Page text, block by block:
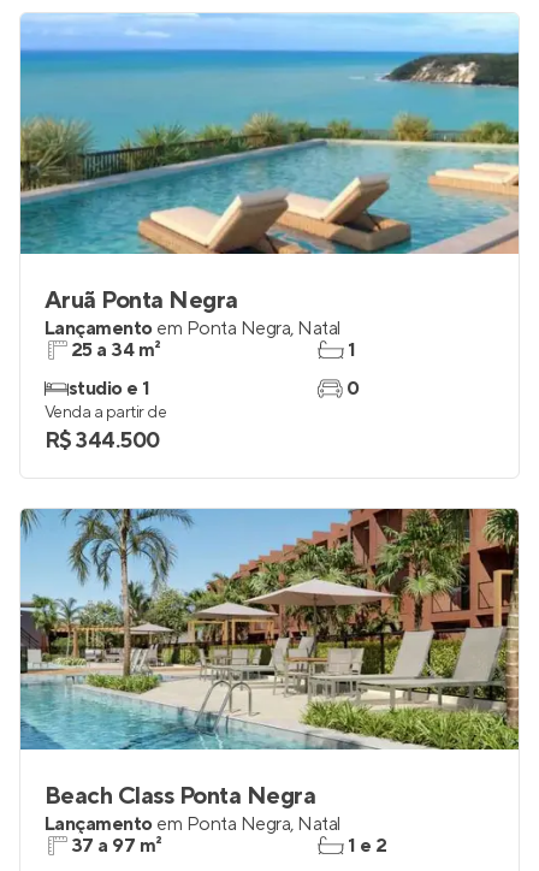
Aruã Ponta Negra
Lançamento em Ponta Negra, Natal
25 a 34 m²
studio e 1
1
0
Venda a partir de
R$ 344.500
Beach Class Ponta Negra
Lançamento em Ponta Negra, Natal
37 a 97 m²
1 e 2